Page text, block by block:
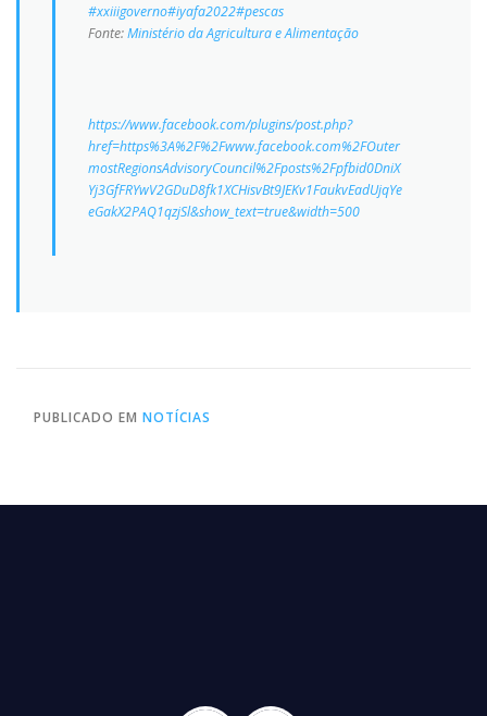
#xxiiigoverno#iyafa2022#pescas
Fonte:Ministério da Agricultura e Alimentação
https://www.facebook.com/plugins/post.php?
href=https%3A%2F%2Fwww.facebook.com%2FOuter
mostRegionsAdvisoryCouncil%2Fposts%2Fpfbid0DniX
Yj3GfFRYwV2GDuD8fk1XCHisvBt9JEKv1FaukvEadUjqYe
eGakX2PAQ1qzjSl&show_text=true&width=500
PUBLICADO EM NOTÍCIAS